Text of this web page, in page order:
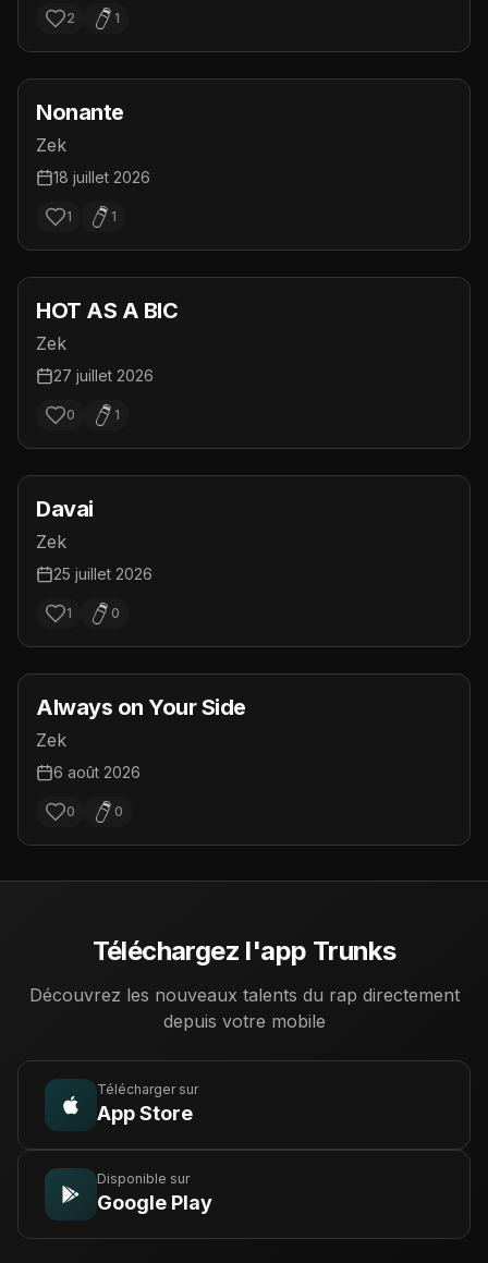
2 1
Nonante
Zek
18 juillet 2026
1 1
HOT AS A BIC
Zek
27 juillet 2026
0 1
Davai
Zek
25 juillet 2026
1 0
Always on Your Side
Zek
6 août 2026
0 0
Téléchargez l'app Trunks
Découvrez les nouveaux talents du rap directement
depuis votre mobile
Télécharger sur
App Store
Disponible sur
Google Play